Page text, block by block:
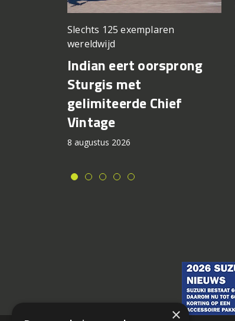
Slechts 125 exemplaren
wereldwijd
Indian eert oorsprong
Sturgis met
gelimiteerde Chief
Vintage
8 augustus 2026
×